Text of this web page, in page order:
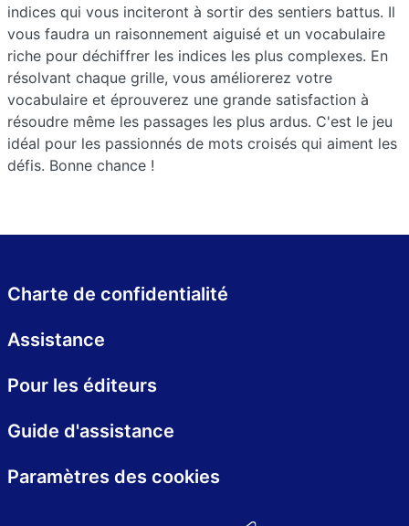
indices qui vous inciteront à sortir des sentiers battus. Il
vous faudra un raisonnement aiguisé et un vocabulaire
riche pour déchiffrer les indices les plus complexes. En
résolvant chaque grille, vous améliorerez votre
vocabulaire et éprouverez une grande satisfaction à
résoudre même les passages les plus ardus. C'est le jeu
idéal pour les passionnés de mots croisés qui aiment les
défis. Bonne chance !
Charte de confidentialité
Assistance
Pour les éditeurs
Guide d'assistance
Paramètres des cookies